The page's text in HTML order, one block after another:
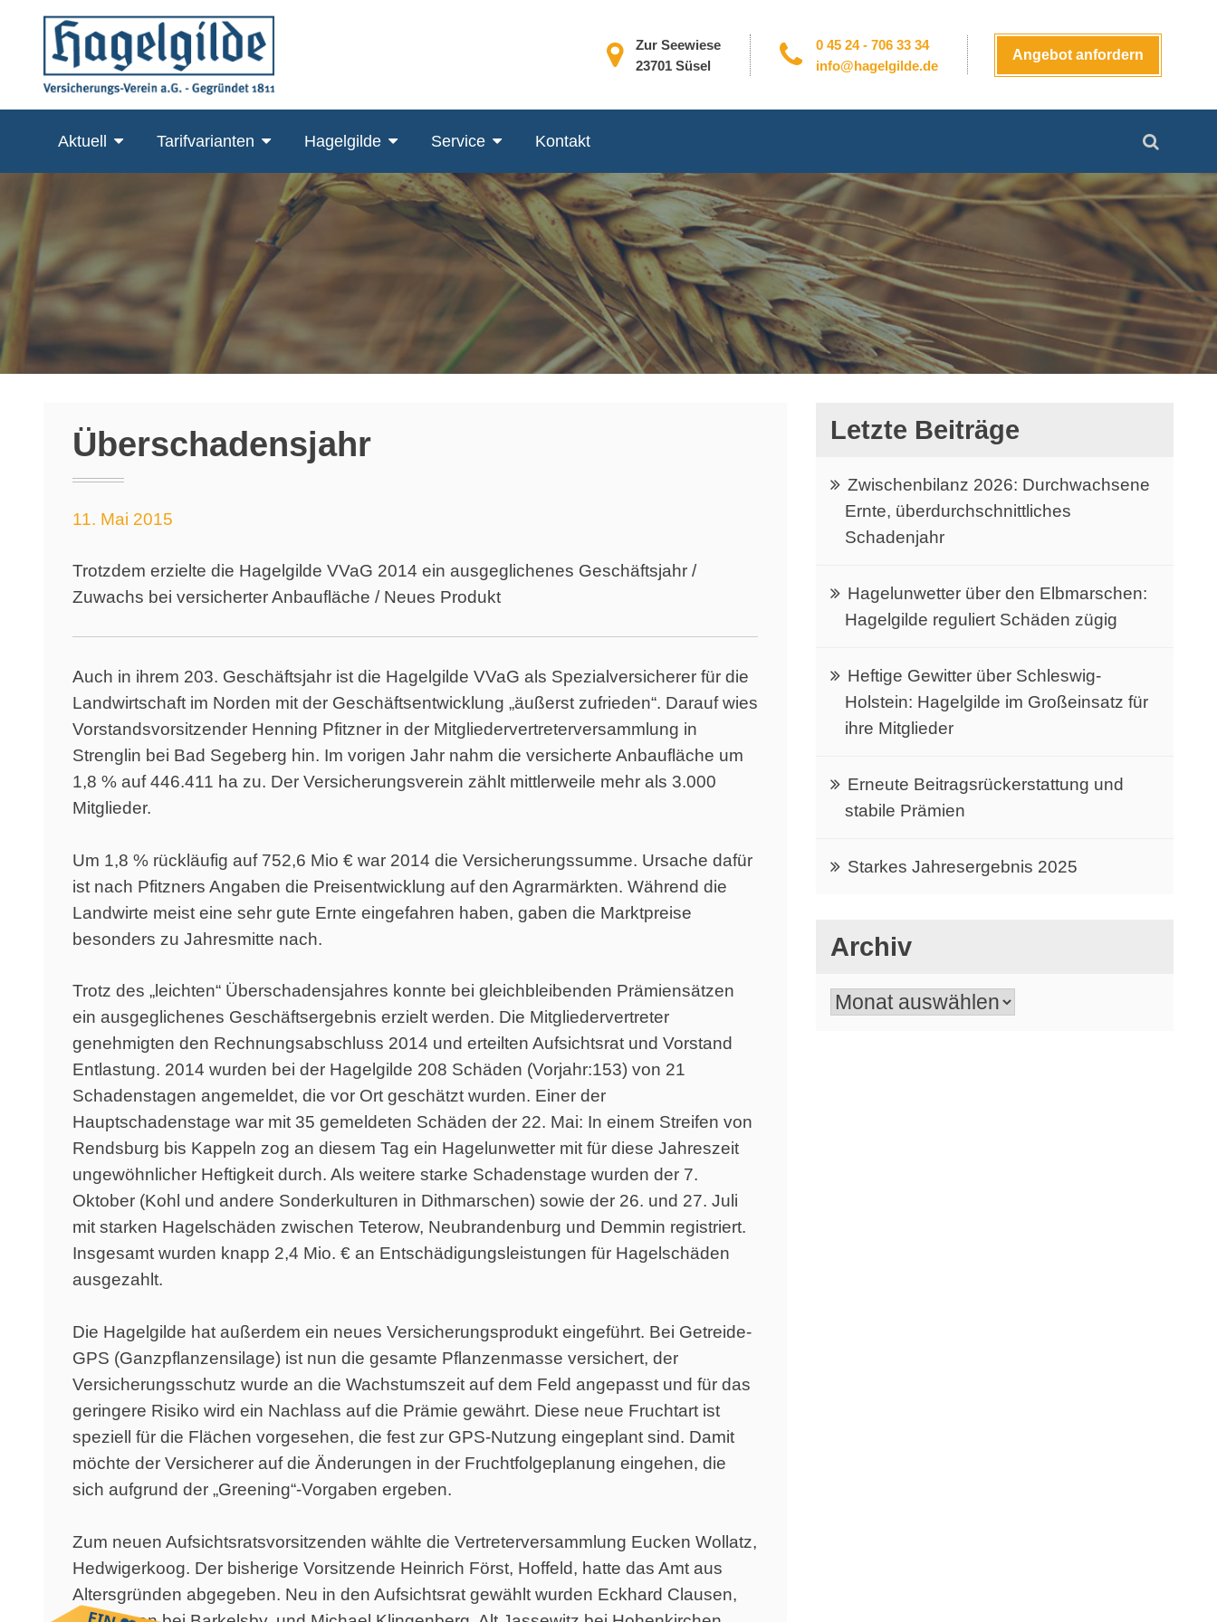
content
Zur Seewiese
23701 Süsel
0 45 24 - 706 33 34
info@hagelgilde.de
Angebot anfordern
Aktuell Tarifvarianten Hagelgilde Service Kontakt
nach:
Überschadensjahr
11. Mai 2015
Trotzdem erzielte die Hagelgilde VVaG 2014 ein ausgeglichenes Geschäftsjahr /
Zuwachs bei versicherter Anbaufläche / Neues Produkt
Auch in ihrem 203. Geschäftsjahr ist die Hagelgilde VVaG als Spezialversicherer für die
Landwirtschaft im Norden mit der Geschäftsentwicklung „äußerst zufrieden“. Darauf wies
Vorstandsvorsitzender Henning Pfitzner in der Mitgliedervertreterversammlung in
Strenglin bei Bad Segeberg hin. Im vorigen Jahr nahm die versicherte Anbaufläche um
1,8 % auf 446.411 ha zu. Der Versicherungsverein zählt mittlerweile mehr als 3.000
Mitglieder.
Um 1,8 % rückläufig auf 752,6 Mio € war 2014 die Versicherungssumme. Ursache dafür
ist nach Pfitzners Angaben die Preisentwicklung auf den Agrarmärkten. Während die
Landwirte meist eine sehr gute Ernte eingefahren haben, gaben die Marktpreise
besonders zu Jahresmitte nach.
Trotz des „leichten“ Überschadensjahres konnte bei gleichbleibenden Prämiensätzen
ein ausgeglichenes Geschäftsergebnis erzielt werden. Die Mitgliedervertreter
genehmigten den Rechnungsabschluss 2014 und erteilten Aufsichtsrat und Vorstand
Entlastung. 2014 wurden bei der Hagelgilde 208 Schäden (Vorjahr:153) von 21
Schadenstagen angemeldet, die vor Ort geschätzt wurden. Einer der
Hauptschadenstage war mit 35 gemeldeten Schäden der 22. Mai: In einem Streifen von
Rendsburg bis Kappeln zog an diesem Tag ein Hagelunwetter mit für diese Jahreszeit
ungewöhnlicher Heftigkeit durch. Als weitere starke Schadenstage wurden der 7.
Oktober (Kohl und andere Sonderkulturen in Dithmarschen) sowie der 26. und 27. Juli
mit starken Hagelschäden zwischen Teterow, Neubrandenburg und Demmin registriert.
Insgesamt wurden knapp 2,4 Mio. € an Entschädigungsleistungen für Hagelschäden
ausgezahlt.
Die Hagelgilde hat außerdem ein neues Versicherungsprodukt eingeführt. Bei Getreide-
GPS (Ganzpflanzensilage) ist nun die gesamte Pflanzenmasse versichert, der
Versicherungsschutz wurde an die Wachstumszeit auf dem Feld angepasst und für das
geringere Risiko wird ein Nachlass auf die Prämie gewährt. Diese neue Fruchtart ist
speziell für die Flächen vorgesehen, die fest zur GPS-Nutzung eingeplant sind. Damit
möchte der Versicherer auf die Änderungen in der Fruchtfolgeplanung eingehen, die
sich aufgrund der „Greening“-Vorgaben ergeben.
Zum neuen Aufsichtsratsvorsitzenden wählte die Vertreterversammlung Eucken Wollatz,
Hedwigerkoog. Der bisherige Vorsitzende Heinrich Först, Hoffeld, hatte das Amt aus
Altersgründen abgegeben. Neu in den Aufsichtsrat gewählt wurden Eckhard Clausen,
Letzte Beiträge
Zwischenbilanz 2026: Durchwachsene
Ernte, überdurchschnittliches
Schadenjahr
Hagelunwetter über den Elbmarschen:
Hagelgilde reguliert Schäden zügig
Heftige Gewitter über Schleswig-
Holstein: Hagelgilde im Großeinsatz für
ihre Mitglieder
Erneute Beitragsrückerstattung und
stabile Prämien
Starkes Jahresergebnis 2025
Archiv
Archiv